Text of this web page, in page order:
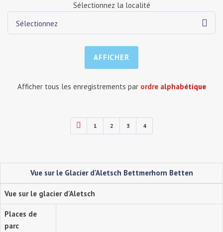
Sélectionnez la localité
Sélectionnez
Afficher tous les enregistrements par ordre alphabétique
1 2 3 4
Vue sur le Glacier d'Aletsch Bettmerhorn Betten
Vue sur le glacier d'Aletsch
Places de
parc